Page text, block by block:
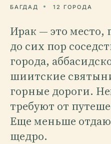
БАГДАД 12 ГОРОДА
Ирак — это место,
до сих пор
города,
шиитские
горные дороги.
требуют от
Еще меньше
щедро.